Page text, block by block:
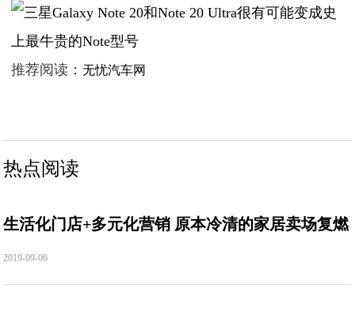
推荐阅读：无忧汽车网
热点阅读
生活化门店+多元化营销 原本冷清的家居卖场复燃
2019-09-06